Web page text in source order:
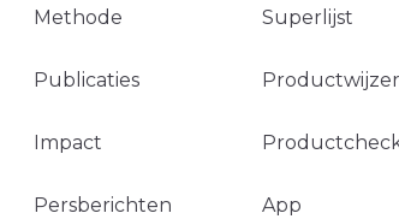
Methode
Publicaties
Impact
Persberichten
Superlijst
App